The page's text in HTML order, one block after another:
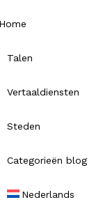
Talen
Vertaaldiensten
Steden
Categorieën blog
Nederlands